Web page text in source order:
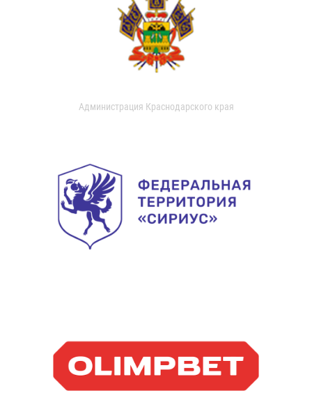
Администрация Краснодарского края